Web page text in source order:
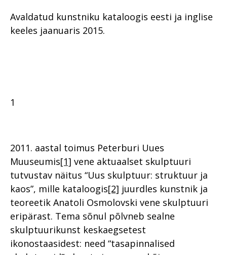
Avaldatud kunstniku kataloogis eesti ja inglise
keeles jaanuaris 2015.
1
2011. aastal toimus Peterburi Uues
Muuseumis[1] vene aktuaalset skulptuuri
tutvustav näitus “Uus skulptuur: struktuur ja
kaos”, mille kataloogis[2] juurdles kunstnik ja
teoreetik Anatoli Osmolovski vene skulptuuri
eripärast. Tema sõnul põlvneb sealne
skulptuurikunst keskaegsetest
ikonostaasidest: need “tasapinnalised